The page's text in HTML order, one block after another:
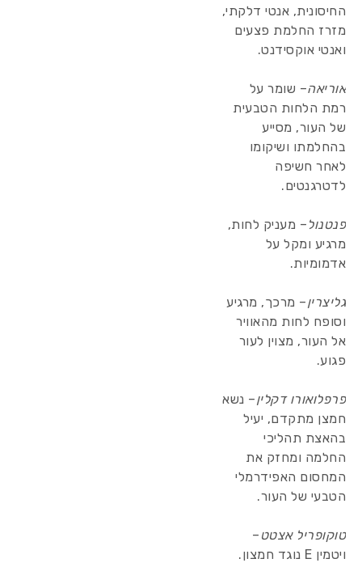
החיסונית, אנטי דלקתי,
מזרז החלמת פצעים
ואנטי אוקסידנט.
אוריאה– שומר על
רמת הלחות הטבעית
של העור, מסייע
בהחלמתו ושיקומו
לאחר חשיפה
לדטרגנטים.
פנטנול – מעניק לחות,
מרגיע ומקל על
אדמומיות.
גליצרין– מרכך, מרגיע
וסופח לחות מהאוויר
אל העור, מצוין לעור
פגוע.
פרפלואורו דקלין– נשא
חמצן מתקדם, יעיל
בהאצת תהליכי
החלמה ומחזק את
המחסום האפידרמלי
הטבעי של העור.
טוקופריל אצטט –
ויטמין E נוגד חמצון.